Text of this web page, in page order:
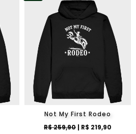
Not My First Rodeo
R$ 259,90| R$ 219,90